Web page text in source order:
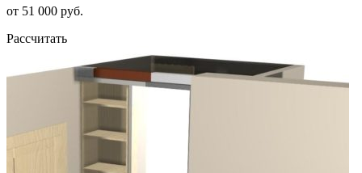
от 51 000 руб.
Рассчитать